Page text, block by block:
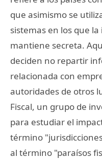
que asimismo se
sistemas en los que
mantiene secreta.
deciden no repartir
relacionada con
autoridades de otros
Fiscal, un grupo de
para estudiar el
término
al término "paraísos